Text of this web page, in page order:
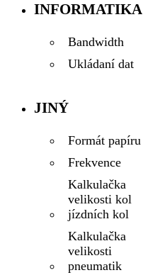
INFORMATIKA
Bandwidth
Ukládaní dat
JINÝ
Formát papíru
Frekvence
Kalkulačka
velikosti kol
jízdních kol
Kalkulačka
velikosti
pneumatik